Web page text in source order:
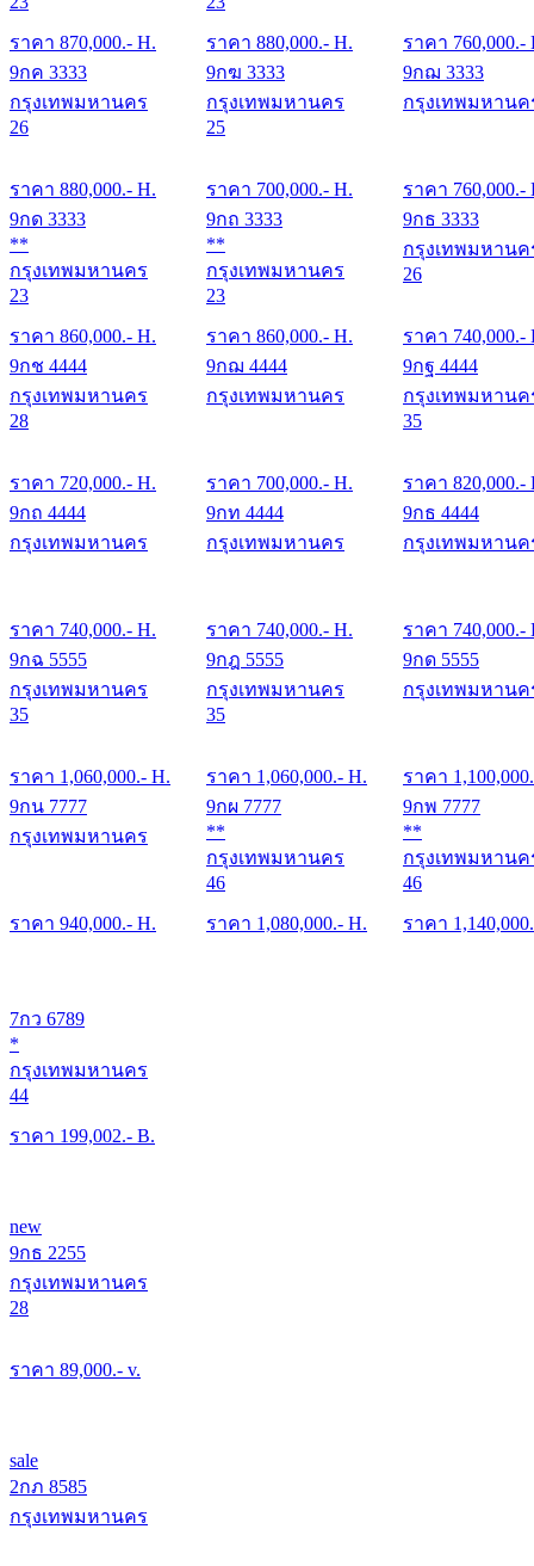
ราคา 870,000.- H.
ราคา 880,000.- H. ราคา 760,000.-
9กค 3333
กรุงเทพมหานคร
26
ราคา 880,000.- H.
9กฆ 3333
กรุงเทพมหานคร
25
ราคา 700,000.- H.
9กฌ 3333
กรุงเทพมหานค
ราคา 760,000.-
9กด 3333
**
กรุงเทพมหานคร
23
ราคา 860,000.- H.
9กถ 3333
**
กรุงเทพมหานคร
23
ราคา 860,000.- H.
9กธ 3333
กรุงเทพมหานค
26
ราคา 740,000.-
9กช 4444
กรุงเทพมหานคร
28
ราคา 720,000.- H.
9กฌ 4444
กรุงเทพมหานคร
ราคา 700,000.- H.
9กฐ 4444
กรุงเทพมหานค
35
ราคา 820,000.-
9กถ 4444
กรุงเทพมหานคร
ราคา 740,000.- H.
9กท 4444
กรุงเทพมหานคร
ราคา 740,000.- H.
9กธ 4444
กรุงเทพมหานค
ราคา 740,000.-
9กฉ 5555
กรุงเทพมหานคร
35
ราคา 1,060,000.- H.
9กฎ 5555
กรุงเทพมหานคร
35
ราคา 1,060,000.- H.
9กด 5555
กรุงเทพมหานค
ราคา 1,100,000
9กน 7777
กรุงเทพมหานคร
ราคา 940,000.- H.
9กผ 7777
**
กรุงเทพมหานคร
46
ราคา 1,080,000.- H.
9กพ 7777
**
กรุงเทพมหานค
46
ราคา 1,140,000
7กว 6789
*
กรุงเทพมหานคร
44
ราคา 199,002.- B.
new
9กธ 2255
กรุงเทพมหานคร
28
ราคา 89,000.- v.
sale
2กภ 8585
กรุงเทพมหานคร